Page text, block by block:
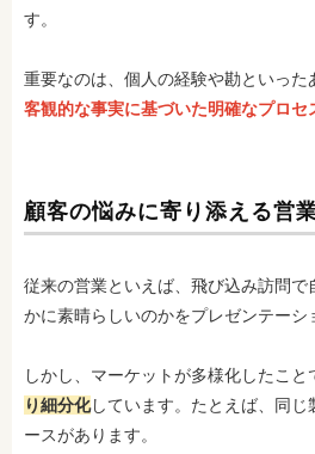
す。
重要なのは、個人の経験や勘といった
客観的な事実に基づいた明確なプロセ
顧客の悩みに寄り添える営
従来の営業といえば、飛び込み訪問
かに素晴らしいのかをプレゼンテーシ
しかし、マーケットが多様化したこと
り細分化しています。たとえば、同じ
ースがあります。